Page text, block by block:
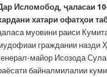
Исломобод, ҷаласаи
хатари офатҳои
муовини раиси
граждании назди
майор Исозода
байналмилалии